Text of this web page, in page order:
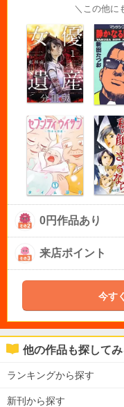
＼この他に
0円作品あり
来店ポイント
今す
他の作品も探してみ
ランキングから探す
新刊から探す